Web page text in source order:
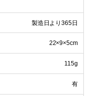
製造日より365日
22×9×5cm
115g
有